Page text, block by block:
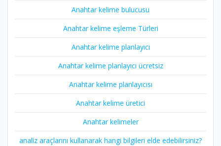
Anahtar kelime bulucusu
Anahtar kelime eşleme Türleri
Anahtar kelime planlayıcı
Anahtar kelime planlayıcı ücretsiz
Anahtar kelime planlayıcısı
Anahtar kelime üretici
Anahtar kelimeler
analiz araçlarını kullanarak hangi bilgileri elde edebilirsiniz?